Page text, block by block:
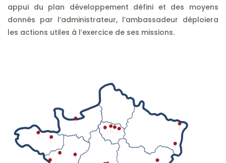
appui du plan développement défini et des moyens
donnés par l’administrateur, l’ambassadeur déploiera
les actions utiles à l’exercice de ses missions.